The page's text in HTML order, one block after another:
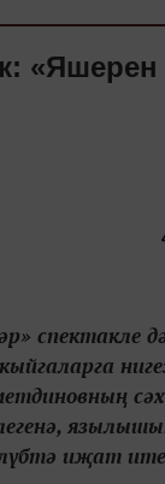
«Яшерен
спектакле
иҗат